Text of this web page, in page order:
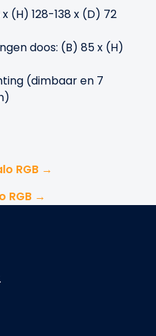
(H) 128-138 x (D) 72
doos: (B) 85 x (H)
(dimbaar en 7
RGB →
RGB →